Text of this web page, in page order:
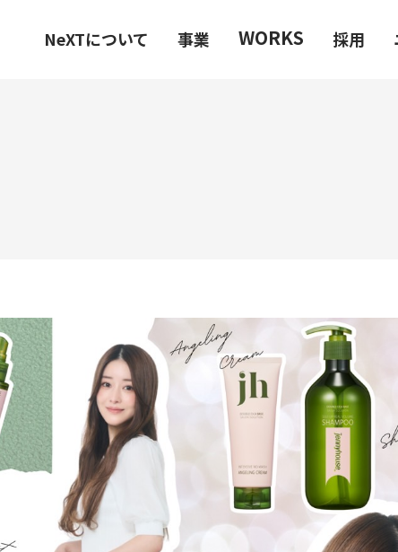
NeXTについて 事業 WORKS 採用